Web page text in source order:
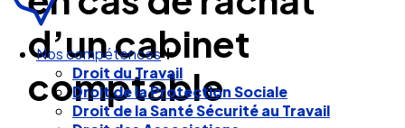
Nos compétences
Droit du Travail
Droit de la Protection Sociale
d’un cabinet
comptable